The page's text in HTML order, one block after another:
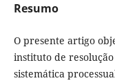
Resumo
O presente artigo
instituto de
sistemática